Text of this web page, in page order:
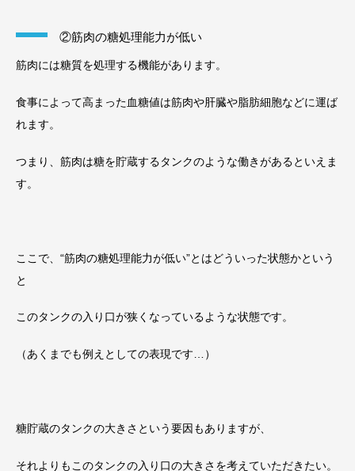
②筋肉の糖処理能力が低い
筋肉には糖質を処理する機能があります。
食事によって高まった血糖値は筋肉や肝臓や脂肪細胞などに運ば
れます。
つまり、筋肉は糖を貯蔵するタンクのような働きがあるといえま
す。
ここで、“筋肉の糖処理能力が低い”とはどういった状態かという
と
このタンクの入り口が狭くなっているような状態です。
（あくまでも例えとしての表現です…）
糖貯蔵のタンクの大きさという要因もありますが、
それよりもこのタンクの入り口の大きさを考えていただきたい。